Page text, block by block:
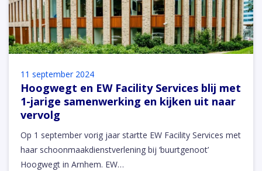
11 september 2024
Hoogwegt en EW Facility Services blij met
1-jarige samenwerking en kijken uit naar
vervolg
Op 1 september vorig jaar startte EW Facility Services met
haar schoonmaakdienstverlening bij ‘buurtgenoot’
Hoogwegt in Arnhem. EW…